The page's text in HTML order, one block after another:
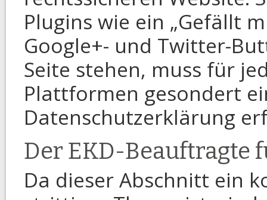
Plugins wie ein „Gefällt
Google+- und Twitter-
Seite stehen, muss für
Plattformen gesondert
Datenschutzerklärung
Der EKD-Beauftragte
Da dieser Abschnitt ein